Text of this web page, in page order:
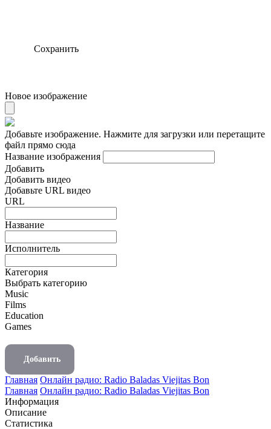
Сохранить
Новое изображение
Добавьте изображение. Нажмите для загрузки или перетащите
файл прямо сюда
Название изображения
Добавить
Добавить видео
Добавьте URL видео
URL
Название
Исполнитель
Категория
Выбрать категорию
Music
Films
Education
Games
Добавить
Главная Онлайн радио: Radio Baladas Viejitas Bon
Главная Онлайн радио: Radio Baladas Viejitas Bon
Информация
Описание
Статистика